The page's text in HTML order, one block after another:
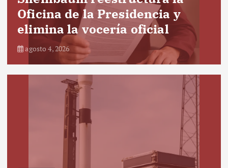
Oficina de la Presidencia y
elimina la vocería oficial
agosto 4, 2026